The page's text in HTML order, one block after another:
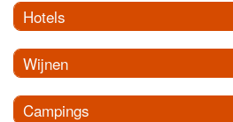
Hotels
Wijnen
Campings